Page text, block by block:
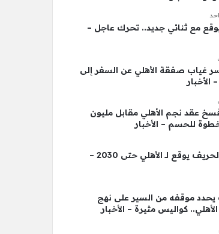
يوقع مع ثنائي جديد.. تحرك عاجل –
غياب صفقة الأهلي عن السفر إلى
الأخبار
عقد نجم الأهلي مقابل مليون
للحسم – الأخبار
عاجل| الحريف يوقع لـ الأهلي حتى 2030 –
يحدد موقفه من السير على نهج
كواليس مثيرة – الأخبار